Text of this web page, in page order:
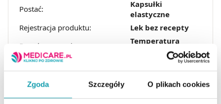
Zgoda Szczegóły O plikach cookies
Postać:
Kapsułki
elastyczne
Rejestracja produktu:
Lek bez recepty
Przechowywanie:
Temperatura